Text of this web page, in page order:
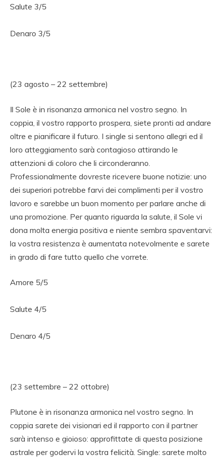
Salute 3/5
Denaro 3/5
(23 agosto – 22 settembre)
Il Sole è in risonanza armonica nel vostro segno. In
coppia, il vostro rapporto prospera, siete pronti ad andare
oltre e pianificare il futuro. I single si sentono allegri ed il
loro atteggiamento sarà contagioso attirando le
attenzioni di coloro che li circonderanno.
Professionalmente dovreste ricevere buone notizie: uno
dei superiori potrebbe farvi dei complimenti per il vostro
lavoro e sarebbe un buon momento per parlare anche di
una promozione. Per quanto riguarda la salute, il Sole vi
dona molta energia positiva e niente sembra spaventarvi:
la vostra resistenza è aumentata notevolmente e sarete
in grado di fare tutto quello che vorrete.
Amore 5/5
Salute 4/5
Denaro 4/5
(23 settembre – 22 ottobre)
Plutone è in risonanza armonica nel vostro segno. In
coppia sarete dei visionari ed il rapporto con il partner
sarà intenso e gioioso: approfittate di questa posizione
astrale per godervi la vostra felicità. Single: sarete molto